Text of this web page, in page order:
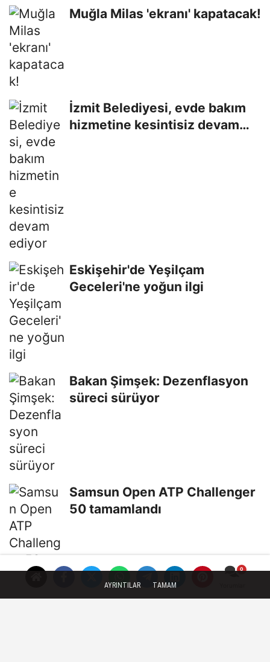
Muğla Milas 'ekranı' kapatacak!
İzmit Belediyesi, evde bakım
hizmetine kesintisiz devam
Eskişehir'de Yeşilçam
Geceleri'ne yoğun ilgi
Bakan Şimşek: Dezenflasyon
süreci sürüyor
Samsun Open ATP Challenger
50 tamamlandı
AYRINTILAR TAMAM